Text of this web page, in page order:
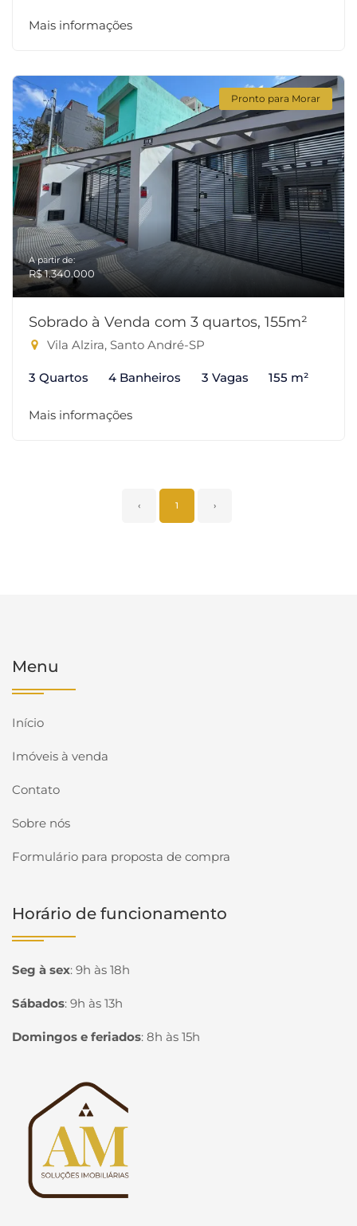
Mais informações
Pronto para Morar
A partir de:
R$ 1.340.000
Sobrado à Venda com 3 quartos, 155m²
Vila Alzira, Santo André-SP
3 Quartos 4 Banheiros 3 Vagas 155 m²
Mais informações
‹ 1 ›
Menu
Início
Imóveis à venda
Contato
Sobre nós
Formulário para proposta de compra
Horário de funcionamento
Seg à sex: 9h às 18h
Sábados: 9h às 13h
Domingos e feriados: 8h às 15h
Página inicial